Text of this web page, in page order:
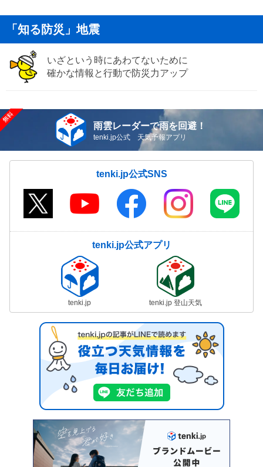
「知る防災」地震
いざという時にあわてないために
確かな情報と行動で防災力アップ
雨雲レーダーで雨を回避！
tenki.jp公式 天気予報アプリ
tenki.jp公式SNS
tenki.jp公式アプリ
tenki.jp tenki.jp 登山天気